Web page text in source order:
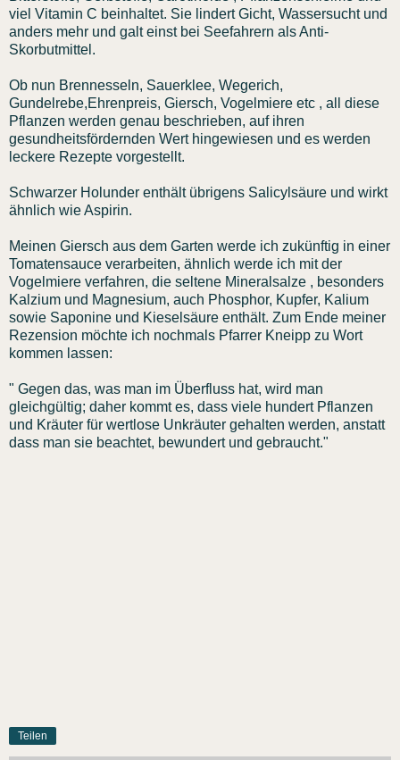
viel Vitamin C beinhaltet. Sie lindert Gicht, Wassersucht und
anders mehr und galt einst bei Seefahrern als Anti-
Skorbutmittel.
Ob nun Brennesseln, Sauerklee, Wegerich,
Gundelrebe,Ehrenpreis, Giersch, Vogelmiere etc , all diese
Pflanzen werden genau beschrieben, auf ihren
gesundheitsfördernden Wert hingewiesen und es werden
leckere Rezepte vorgestellt.
Schwarzer Holunder enthält übrigens Salicylsäure und wirkt
ähnlich wie Aspirin.
Meinen Giersch aus dem Garten werde ich zukünftig in einer
Tomatensauce verarbeiten, ähnlich werde ich mit der
Vogelmiere verfahren, die seltene Mineralsalze , besonders
Kalzium und Magnesium, auch Phosphor, Kupfer, Kalium
sowie Saponine und Kieselsäure enthält. Zum Ende meiner
Rezension möchte ich nochmals Pfarrer Kneipp zu Wort
kommen lassen:
" Gegen das, was man im Überfluss hat, wird man
gleichgültig; daher kommt es, dass viele hundert Pflanzen
und Kräuter für wertlose Unkräuter gehalten werden, anstatt
dass man sie beachtet, bewundert und gebraucht."
Teilen